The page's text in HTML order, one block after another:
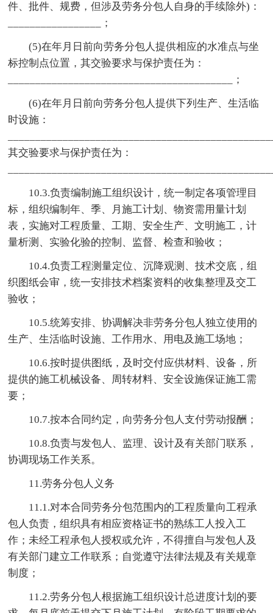
件、批件、规费，但涉及劳务分包人自身的手续除外)：
_________________；
(5)在年月日前向劳务分包人提供相应的水准点与坐
标控制点位置，其交验要求与保护责任为：
_________________________________________；
(6)在年月日前向劳务分包人提供下列生产、生活临
时设施：
其交验要求与保护责任为：
10.3.负责编制施工组织设计，统一制定各项管理目
标，组织编制年、季、月施工计划、物资需用量计划
表，实施对工程质量、工期、安全生产、文明施工，计
量析测、实验化验的控制、监督、检查和验收；
10.4.负责工程测量定位、沉降观测、技术交底，组
织图纸会审，统一安排技术档案资料的收集整理及交工
验收；
10.5.统筹安排、协调解决非劳务分包人独立使用的
生产、生活临时设施、工作用水、用电及施工场地；
10.6.按时提供图纸，及时交付应供材料、设备，所
提供的施工机械设备、周转材料、安全设施保证施工需
要；
10.7.按本合同约定，向劳务分包人支付劳动报酬；
10.8.负责与发包人、监理、设计及有关部门联系，
协调现场工作关系。
11.劳务分包人义务
11.1.对本合同劳务分包范围内的工程质量向工程承
包人负责，组织具有相应资格证书的熟练工人投入工
作；未经工程承包人授权或允许，不得擅自与发包人及
有关部门建立工作联系；自觉遵守法律法规及有关规章
制度；
11.2.劳务分包人根据施工组织设计总进度计划的要